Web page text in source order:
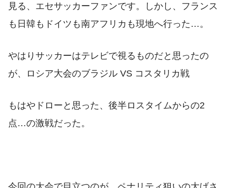
見る、エセサッカーファンです。しかし、フランス
も日韓もドイツも南アフリカも現地へ行った…。
やはりサッカーはテレビで視るものだと思ったの
が、ロシア大会のブラジル VS コスタリカ戦
もはやドローと思った、後半ロスタイムからの2
点…の激戦だった。